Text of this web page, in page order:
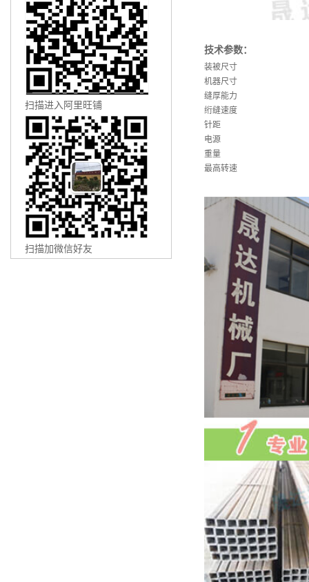
扫描进入阿里旺铺
扫描加微信好友
技术参数：
装被尺寸
机器尺寸
缝厚能力
绗缝速度
针距
电源
重量
最高转速